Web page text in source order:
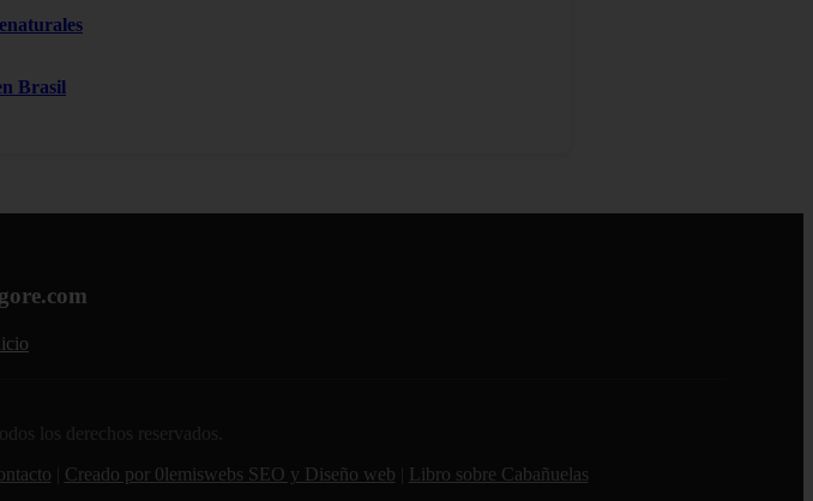
Brasil
los derechos reservados.
Creado por 0lemiswebs SEO y Diseño web Libro sobre Cabañuelas